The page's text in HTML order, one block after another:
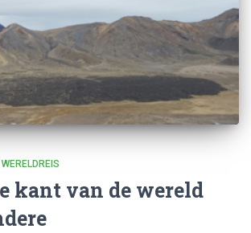
WERELDREIS
kant van de wereld